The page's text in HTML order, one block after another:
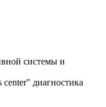
системы и
диагностика